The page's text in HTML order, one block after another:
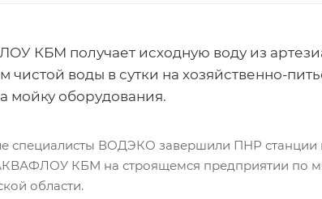
КБМ получает исходную воду из
чистой воды в сутки на хозяйственно-
мойку оборудования.
специалисты ВОДЭКО завершили ПНР станции
КБМ на строящемся предприятии по
области.